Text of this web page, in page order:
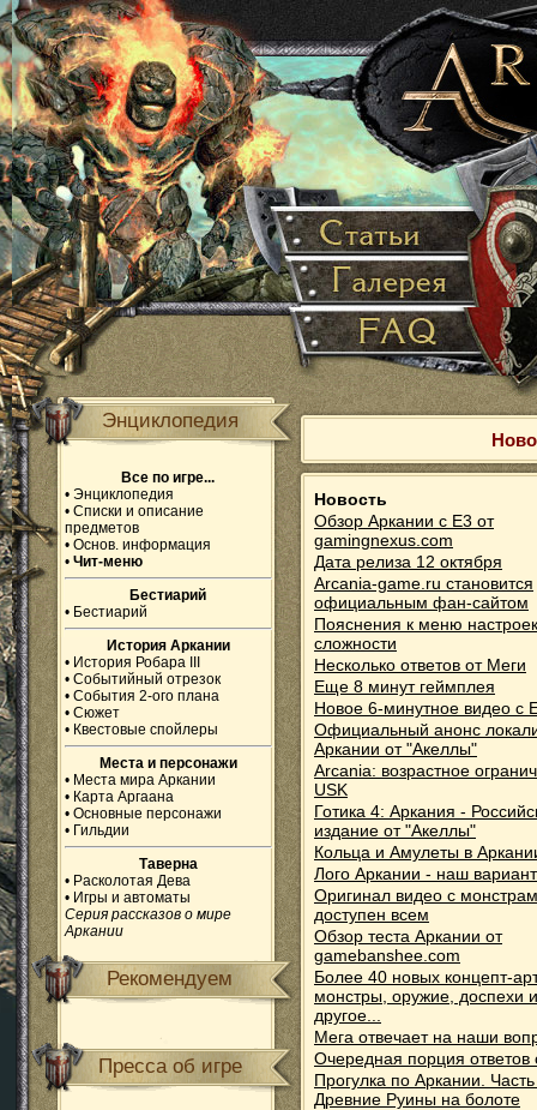
Энциклопедия
Все по игре...
• Энциклопедия
• Списки и описание
предметов
• Основ. информация
• Чит-меню
Бестиарий
• Бестиарий
История Аркании
• История Робара III
• Событийный отрезок
• События 2-ого плана
• Сюжет
• Квестовые спойлеры
Места и персонажи
• Места мира Аркании
• Карта Аргаана
• Основные персонажи
• Гильдии
Таверна
• Расколотая Дева
• Игры и автоматы
Серия рассказов о мире
Аркании
Рекомендуем
Пресса об игре
Новость
Обзор Аркании с Е3 от
gamingnexus.com
Дата релиза 12 октября
Arcania-game.ru становится
официальным фан-сайтом
Пояснения к меню
сложности
Несколько ответов от Меги
Еще 8 минут геймплея
Новое 6-минутное видео с
Официальный анонс
Аркании от "Акеллы"
Arcania: возрастное
USK
Готика 4: Аркания -
издание от "Акеллы"
Кольца и Амулеты в
Лого Аркании - наш вариант
Оригинал видео с
доступен всем
Обзор теста Аркании от
gamebanshee.com
Более 40 новых концепт-
монстры, оружие, доспехи
другое...
Мега отвечает на наши
Очередная порция ответов
Прогулка по Аркании.
Древние Руины на болоте